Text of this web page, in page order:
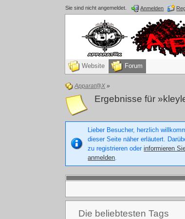
Sie sind nicht angemeldet. Anmelden
Website Forum
Apparat@X »
Ergebnisse für
Lieber Besucher, herzlich
dieser Seite näher erläutert.
zu registrieren oderinformieren
anmelden.
Die beliebtesten Tags